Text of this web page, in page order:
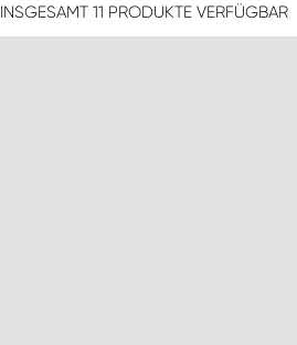
INSGESAMT11 PRODUKTE VERFÜGBAR